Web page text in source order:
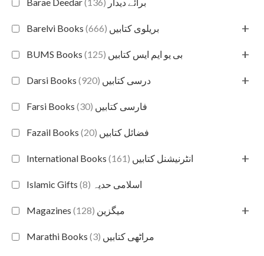
Barae Deedar برائے دیدار (136)
Barelvi Books بریلوی کتابیں (666) +
BUMS Books بی یو ایم ایس کتابیں (125) +
Darsi Books درسی کتابیں (920) +
Farsi Books فارسی کتابیں (30)
Fazail Books فضائل کتابیں (20)
International Books انٹرنیشنل کتابیں (161) +
Islamic Gifts اسلامی حدیہ (8)
Magazines میگزین (128) +
Marathi Books مراٹھی کتابیں (3)